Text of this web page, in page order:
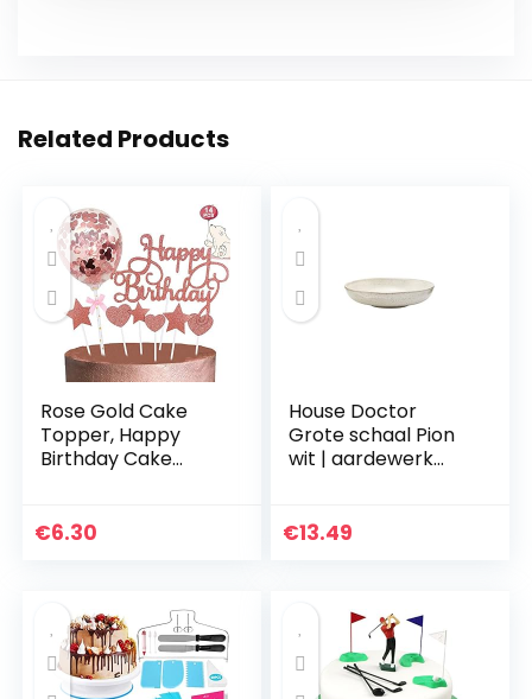
Related Products
Rose Gold Cake
Topper, Happy
Birthday Cake
Cake Toppers voor
€6.30
House Doctor
Grote schaal Pion
wit | aardewerk
soepbord | Deens
€13.49